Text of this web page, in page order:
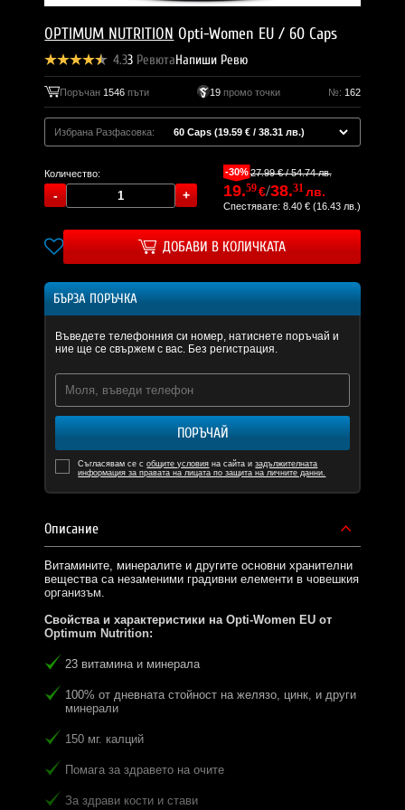
OPTIMUM NUTRITION Opti-Women EU / 60 Caps
4.33 РевютаНапиши Ревю
Поръчан 1546 пъти 19промо точки №: 162
Избрана Разфасовка:
Количество: -30%27.99 € / 54.74 лв.
19.59€/38.31 лв.
Спестявате: 8.40 € (16.43 лв.)
ДОБАВИ В КОЛИЧКАТА
БЪРЗА ПОРЪЧКА
Въведете телефонния си номер, натиснете поръчай и
ние ще се свържем с вас. Без регистрация.
ПОРЪЧАЙ
Съгласявам се собщите условия на сайта изадължителната
информация за правата на лицата по защита на личните данни.
Описание
Витамините, минералите и другите основни хранителни
вещества са незаменими градивни елементи в човешкия
организъм.
Свойства и характеристики на Opti-Women EU от
Optimum Nutrition:
23 витамина и минерала
100% от дневната стойност на желязо, цинк, и други
минерали
150 мг. калций
Помага за здравето на очите
За здрави кости и стави